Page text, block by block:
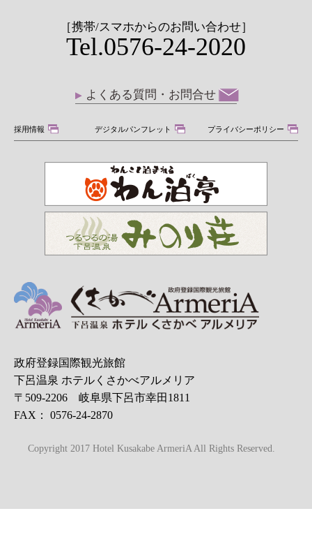
［携帯/スマホからのお問い合わせ］
Tel.0576-24-2020
よくある質問・お問合せ
採用情報 デジタルパンフレット プライバシーポリシー
政府登録国際観光旅館
下呂温泉 ホテルくさかべアルメリア
〒509-2206 岐阜県下呂市幸田1811
FAX： 0576-24-2870
Copyright 2017 Hotel Kusakabe ArmeriA All Rights Reserved.